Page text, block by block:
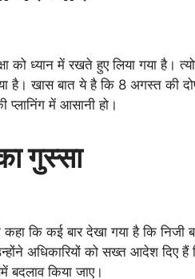
ध्यान में रखते हुए लिया गया है।
है। खास बात ये है कि 8 अगस्त की
में आसानी हो।
गुस्सा
कहा कि कई बार देखा गया है कि निजी
अधिकारियों को सख्त आदेश दिए हैं
बदलाव किया जाए।